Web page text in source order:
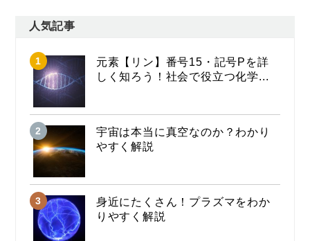
人気記事
元素【リン】番号15・記号Pを詳
しく知ろう！社会で役立つ化学...
宇宙は本当に真空なのか？わかり
やすく解説
身近にたくさん！プラズマをわか
りやすく解説